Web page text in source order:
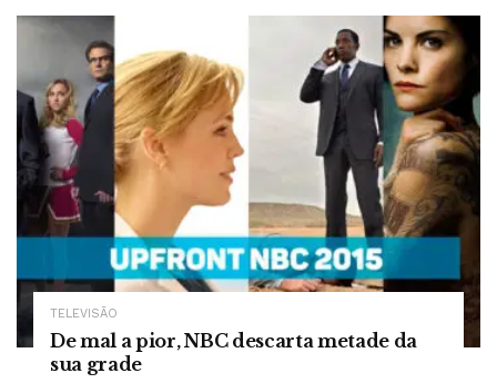
TELEVISÃO
De mal a pior, NBC descarta metade da
sua grade